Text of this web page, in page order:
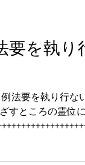
要を執り
例法要を執り行な
すところの霊位